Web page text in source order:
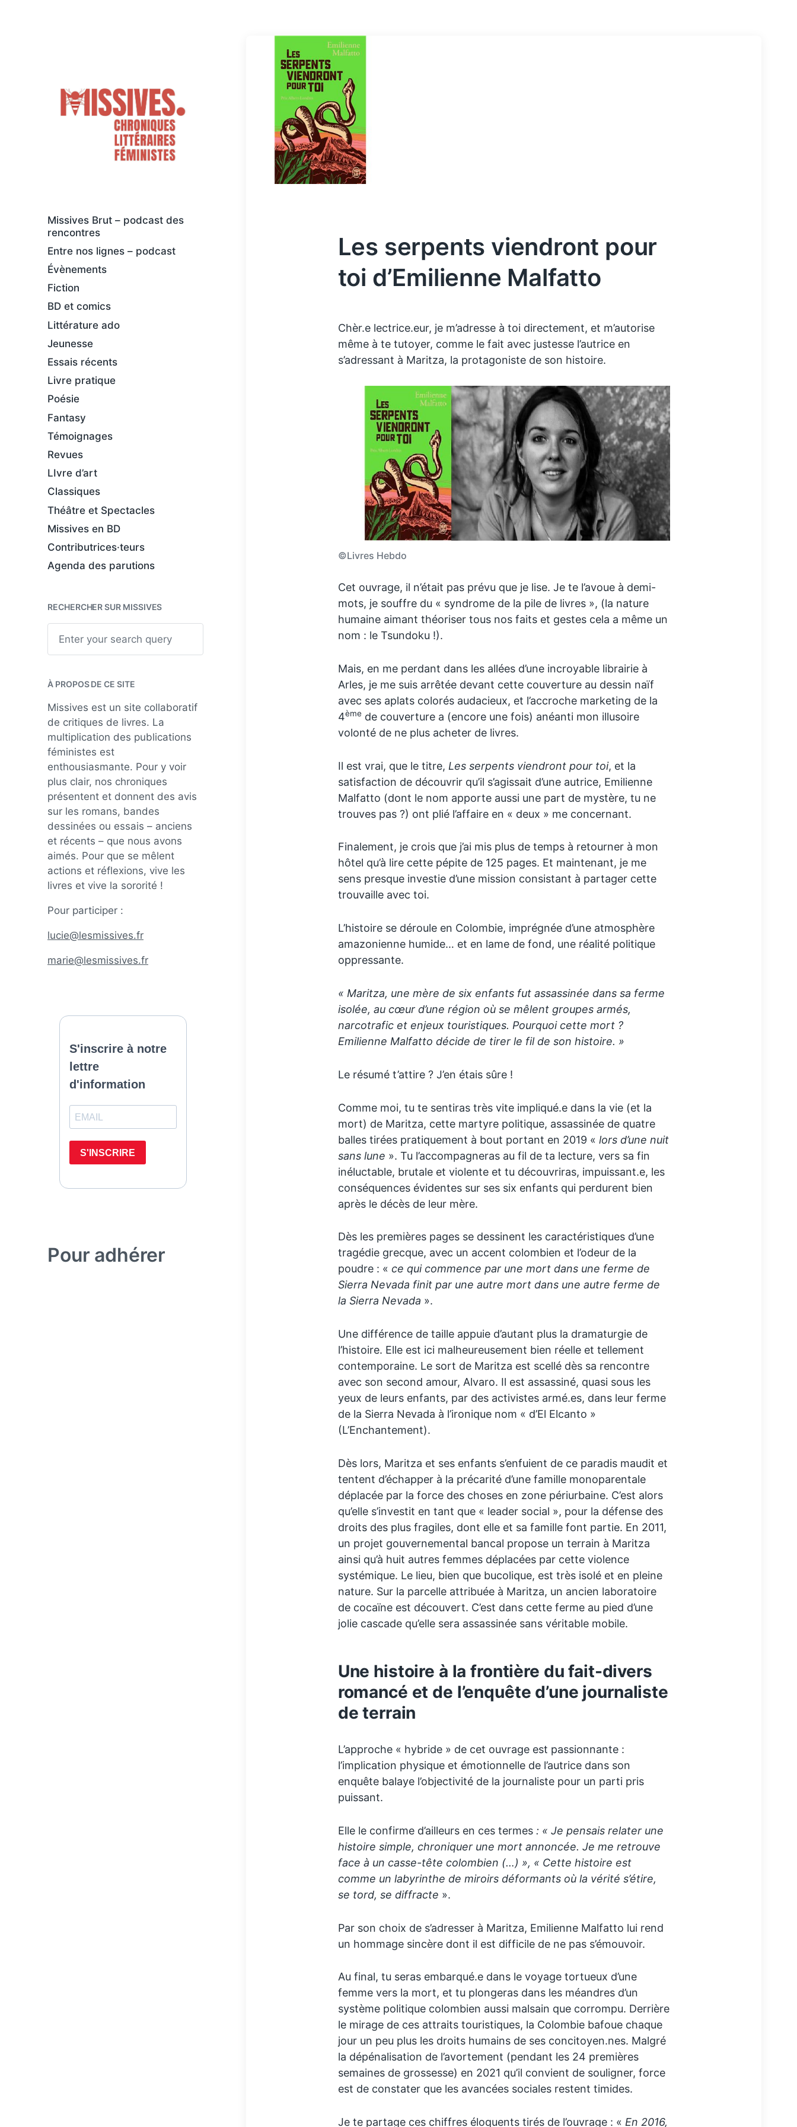
large
Missives Brut – podcast des
rencontres
Entre nos lignes – podcast
Évènements
Fiction
BD et comics
Littérature ado
Jeunesse
Essais récents
Livre pratique
Poésie
Fantasy
Témoignages
Revues
LIvre d’art
Classiques
Théâtre et Spectacles
Missives en BD
Contributrices·teurs
Agenda des parutions
RECHERCHER SUR MISSIVES
h
À PROPOS DE CE SITE
Missives est un site collaboratif
de critiques de livres. La
multiplication des publications
féministes est
enthousiasmante. Pour y voir
plus clair, nos chroniques
présentent et donnent des avis
sur les romans, bandes
dessinées ou essais – anciens
et récents – que nous avons
aimés. Pour que se mêlent
actions et réflexions, vive les
livres et vive la sororité !
Pour participer :
lucie@lesmissives.fr
marie@lesmissives.fr
Pour adhérer
Les serpents viendront pour
toi d’Emilienne Malfatto
Chèr.e lectrice.eur, je m’adresse à toi directement, et m’autorise
même à te tutoyer, comme le fait avec justesse l’autrice en
s’adressant à Maritza, la protagoniste de son histoire.
©Livres Hebdo
Cet ouvrage, il n’était pas prévu que je lise. Je te l’avoue à demi-
mots, je souffre du « syndrome de la pile de livres », (la nature
humaine aimant théoriser tous nos faits et gestes cela a même un
nom : le Tsundoku !).
Mais, en me perdant dans les allées d’une incroyable librairie à
Arles, je me suis arrêtée devant cette couverture au dessin naïf
avec ses aplats colorés audacieux, et l’accroche marketing de la
4èmede couverture a (encore une fois) anéanti mon illusoire
volonté de ne plus acheter de livres.
Il est vrai, que le titre, Les serpents viendront pour toi, et la
satisfaction de découvrir qu’il s’agissait d’une autrice, Emilienne
Malfatto (dont le nom apporte aussi une part de mystère, tu ne
trouves pas ?) ont plié l’affaire en « deux » me concernant.
Finalement, je crois que j’ai mis plus de temps à retourner à mon
hôtel qu’à lire cette pépite de 125 pages. Et maintenant, je me
sens presque investie d’une mission consistant à partager cette
trouvaille avec toi.
L’histoire se déroule en Colombie, imprégnée d’une atmosphère
amazonienne humide… et en lame de fond, une réalité politique
oppressante.
« Maritza, une mère de six enfants fut assassinée dans sa ferme
isolée, au cœur d’une région où se mêlent groupes armés,
narcotrafic et enjeux touristiques. Pourquoi cette mort ?
Emilienne Malfatto décide de tirer le fil de son histoire. »
Le résumé t’attire ? J’en étais sûre !
Comme moi, tu te sentiras très vite impliqué.e dans la vie (et la
mort) de Maritza, cette martyre politique, assassinée de quatre
balles tirées pratiquement à bout portant en 2019 « lors d’une nuit
sans lune ». Tu l’accompagneras au fil de ta lecture, vers sa fin
inéluctable, brutale et violente et tu découvriras, impuissant.e, les
conséquences évidentes sur ses six enfants qui perdurent bien
après le décès de leur mère.
Dès les premières pages se dessinent les caractéristiques d’une
tragédie grecque, avec un accent colombien et l’odeur de la
poudre : « ce qui commence par une mort dans une ferme de
Sierra Nevada finit par une autre mort dans une autre ferme de
la Sierra Nevada ».
Une différence de taille appuie d’autant plus la dramaturgie de
l’histoire. Elle est ici malheureusement bien réelle et tellement
contemporaine. Le sort de Maritza est scellé dès sa rencontre
avec son second amour, Alvaro. Il est assassiné, quasi sous les
yeux de leurs enfants, par des activistes armé.es, dans leur ferme
de la Sierra Nevada à l’ironique nom « d’El Elcanto »
(L’Enchantement).
Dès lors, Maritza et ses enfants s’enfuient de ce paradis maudit et
tentent d’échapper à la précarité d’une famille monoparentale
déplacée par la force des choses en zone périurbaine. C’est alors
qu’elle s’investit en tant que « leader social », pour la défense des
droits des plus fragiles, dont elle et sa famille font partie. En 2011,
un projet gouvernemental bancal propose un terrain à Maritza
ainsi qu’à huit autres femmes déplacées par cette violence
systémique. Le lieu, bien que bucolique, est très isolé et en pleine
nature. Sur la parcelle attribuée à Maritza, un ancien laboratoire
de cocaïne est découvert. C’est dans cette ferme au pied d’une
jolie cascade qu’elle sera assassinée sans véritable mobile.
Une histoire à la frontière du fait-divers
romancé et de l’enquête d’une journaliste
de terrain
L’approche « hybride » de cet ouvrage est passionnante :
l’implication physique et émotionnelle de l’autrice dans son
enquête balaye l’objectivité de la journaliste pour un parti pris
puissant.
Elle le confirme d’ailleurs en ces termes: « Je pensais relater une
histoire simple, chroniquer une mort annoncée. Je me retrouve
face à un casse-tête colombien (…) », « Cette histoire est
comme un labyrinthe de miroirs déformants où la vérité s’étire,
se tord, se diffracte ».
Par son choix de s’adresser à Maritza, Emilienne Malfatto lui rend
un hommage sincère dont il est difficile de ne pas s’émouvoir.
Au final, tu seras embarqué.e dans le voyage tortueux d’une
femme vers la mort, et tu plongeras dans les méandres d’un
système politique colombien aussi malsain que corrompu. Derrière
le mirage de ces attraits touristiques, la Colombie bafoue chaque
jour un peu plus les droits humains de ses concitoyen.nes. Malgré
la dépénalisation de l’avortement (pendant les 24 premières
semaines de grossesse) en 2021 qu’il convient de souligner, force
est de constater que les avancées sociales restent timides.
Je te partage ces chiffres éloquents tirés de l’ouvrage : « En 2016,